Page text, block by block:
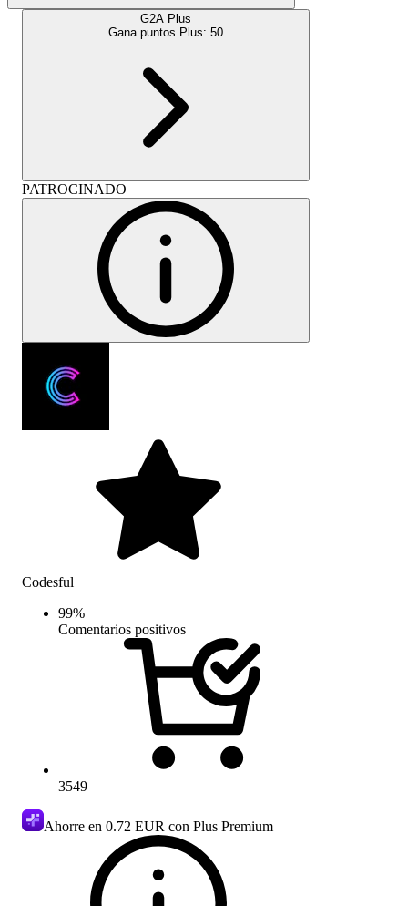
G2A Plus
Gana puntos Plus: 50
PATROCINADO
Codesful
99%
Comentarios positivos
3549
Ahorre en 0.72 EUR con Plus Premium